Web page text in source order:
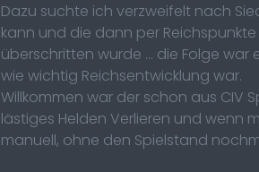
Dazu suchte ich verzweifelt nach
kann und die dann per
überschritten wurde ... die Folge
wie wichtig Reichsentwicklung war.
Willkommen war der schon aus CIV
lästiges Helden Verlieren und
manuell, ohne den Spielstand